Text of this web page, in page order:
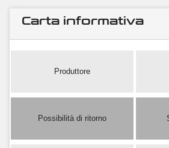
Carta informativa
Produttore
Possibilità di ritorno